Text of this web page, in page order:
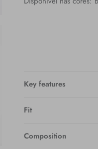
Key features
Fit
Composition